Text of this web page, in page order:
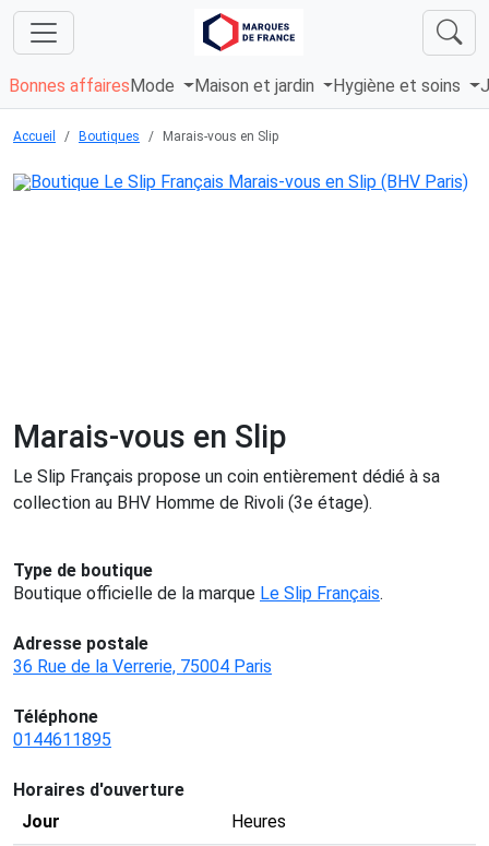
Bonnes affaires Mode Maison et jardin Hygiène et soins
Accueil Boutiques Marais-vous en Slip
Marais-vous en Slip
Le Slip Français propose un coin entièrement dédié à sa
collection au BHV Homme de Rivoli (3e étage).
Type de boutique
Boutique officielle de la marque Le Slip Français.
Adresse postale
36 Rue de la Verrerie, 75004 Paris
Téléphone
0144611895
Horaires d'ouverture
Jour
Heures